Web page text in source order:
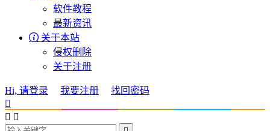
软件教程
最新资讯
 关于本站
侵权删除
关于注册
Hi, 请登录 我要注册
找回密码

 